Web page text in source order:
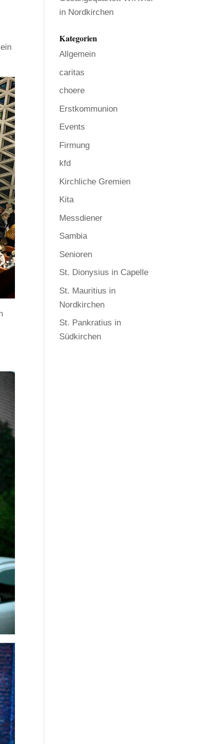
in Nordkirchen
Kategorien
Allgemein
caritas
choere
Erstkommunion
Events
Firmung
kfd
Kirchliche Gremien
Kita
Messdiener
Sambia
Senioren
St. Dionysius in Capelle
St. Mauritius in
Nordkirchen
St. Pankratius in
Südkirchen